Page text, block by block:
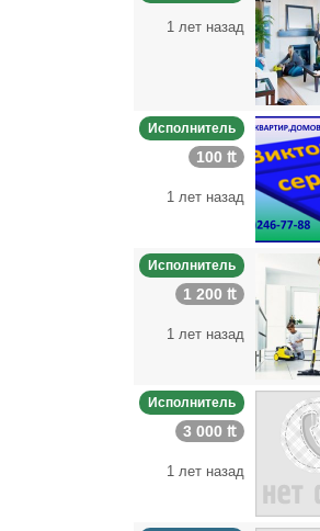
1 лет назад
Исполнитель
100 ₶
1 лет назад
Исполнитель
1 200 ₶
1 лет назад
Исполнитель
3 000 ₶
1 лет назад